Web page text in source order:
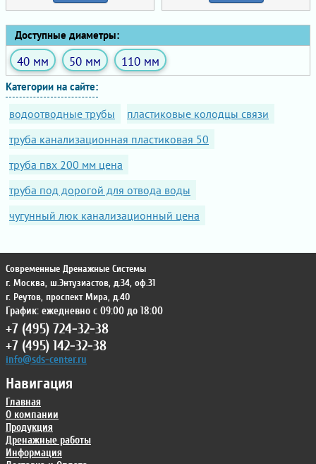
Доступные диаметры:
40 мм 50 мм 110 мм
Категории на сайте:
водоотводные трубы
пластиковые колодцы связи
труба канализационная пластиковая 50
труба пвх 200 мм цена
труба под дорогой для отвода воды
чугунный люк канализационный цена
Навигация
Главная
О компании
Продукция
Дренажные работы
Информация
Современные Дренажные Системы
г. Москва, ш.Энтузиастов, д.34, оф.31
г. Реутов, проспект Мира, д.40
График: ежедневно с 09:00 до 18:00
+7 (495) 724-32-38
+7 (495) 142-32-38
info@sds-center.ru